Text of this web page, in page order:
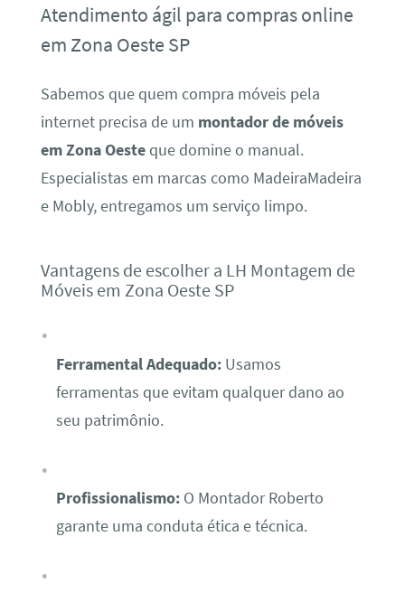
Atendimento ágil para compras online
em Zona Oeste SP
Sabemos que quem compra móveis pela
internet precisa de um montador de móveis
em Zona Oesteque domine o manual.
Especialistas em marcas como MadeiraMadeira
e Mobly, entregamos um serviço limpo.
Vantagens de escolher a LH Montagem de
Móveis em Zona Oeste SP
Ferramental Adequado:Usamos
ferramentas que evitam qualquer dano ao
seu patrimônio.
Profissionalismo:O Montador Roberto
garante uma conduta ética e técnica.